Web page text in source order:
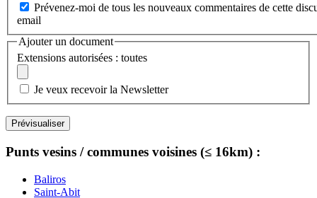
Prévenez-moi de tous les nouveaux commentaires de cette
email
Ajouter un document
Extensions autorisées : toutes
Je veux recevoir la Newsletter
Punts vesins / communes voisines (≤ 16km) :
Baliros
Saint-Abit